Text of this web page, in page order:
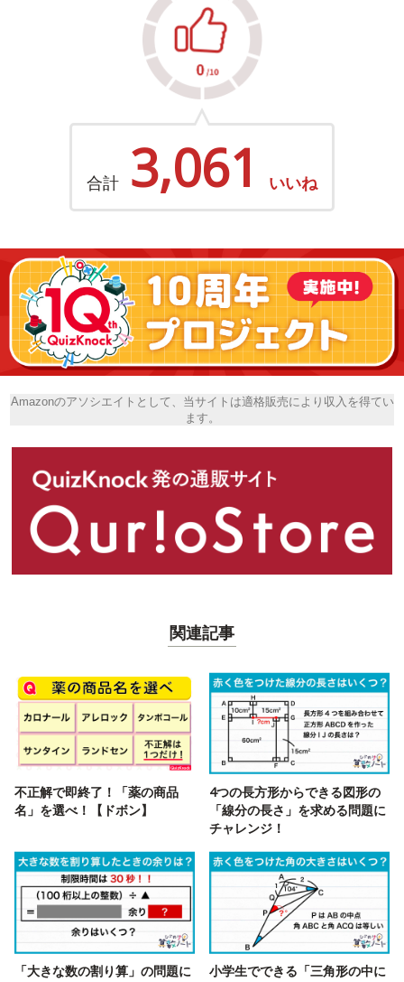
合計 3,061 いいね
Amazonのアソシエイトとして、当サイトは適格販売により収入を得てい
ます。
関連記事
不正解で即終了！「薬の商品
名」を選べ！【ドボン】
4つの長方形からできる図形の
「線分の長さ」を求める問題に
チャレンジ！
「大きな数の割り算」の問題に
小学生でできる「三角形の中に